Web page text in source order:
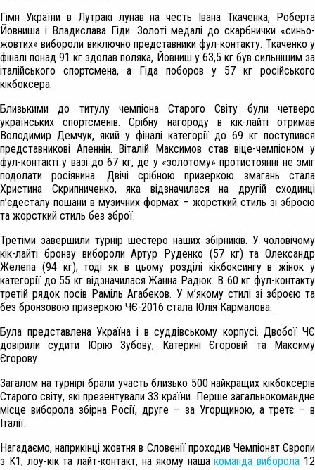
Гімн України в Лутракі лунав на честь Івана Ткаченка, Роберта
Йовниша і Владислава Гіди. Золоті медалі до скарбнички «синьо-
жовтих» вибороли виключно представники фул-контакту. Ткаченко у
фіналі понад 91 кг здолав поляка, Йовниш у 63,5 кг був сильнішим за
італійського спортсмена, а Гіда поборов у 57 кг російського
кікбоксера.
Близькими до титулу чемпіона Старого Світу були четверо
українських спортсменів. Срібну нагороду в кік-лайті отримав
Володимир Демчук, який у фіналі категорії до 69 кг поступився
представникові Апеннін. Віталій Максимов став віце-чемпіоном у
фул-контакті у вазі до 67 кг, де у «золотому» протистоянні не зміг
подолати росіянина. Двічі срібною призеркою змагань стала
Христина Скрипниченко, яка відзначилася на другій сходинці
п’єдесталу пошани в музичних формах – жорсткий стиль зі зброєю
та жорсткий стиль без зброї.
Третіми завершили турнір шестеро наших збірників. У чоловічому
кік-лайті бронзу вибороли Артур Руденко (57 кг) та Олександр
Желепа (94 кг), тоді як в цьому розділі кікбоксингу в жінок у
категорії до 55 кг відзначилася Жанна Радюк. В 60 кг фул-контакту
третій рядок посів Раміль Агабеков. У м’якому стилі зі зброєю та
без бронзовою призеркою ЧЄ-2016 стала Юлія Кармалова.
Була представлена Україна і в суддівському корпусі. Двобої ЧЄ
довірили судити Юрію Зубову, Катерині Єгоровій та Максиму
Єгорову.
Загалом натурнірі брали участь близько 500 найкращих кікбоксерів
Старого світу, які презентували 33 країни. Перше загальнокомандне
місце виборола збірна Росії, друге – за Угорщиною, а третє – в
Італії.
Нагадаємо, наприкінці жовтня в Словенії проходив Чемпіонат Європи
з К1, лоу-кік та лайт-контакт, на якому нашакоманда виборола 12